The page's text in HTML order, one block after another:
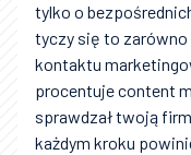
tylko o
tyczy się to
kontaktu
procentuje content
sprawdzał twoją
każdym kroku